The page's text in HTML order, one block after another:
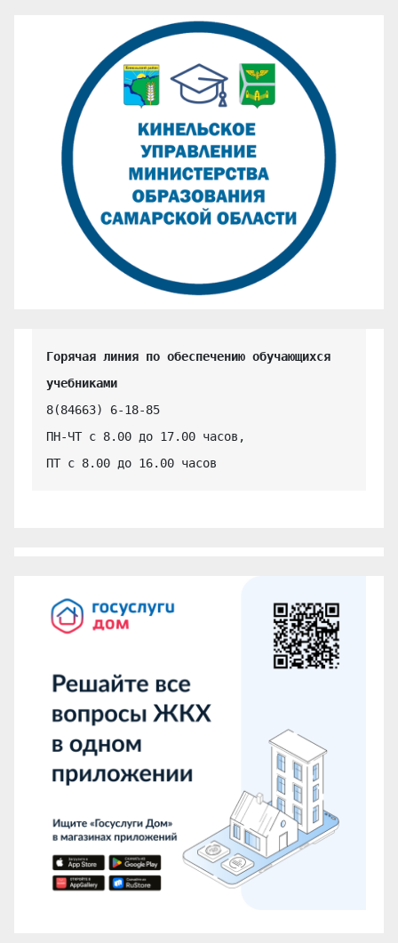
Горячая линия по обеспечению обучающихся
учебниками
8(84663) 6-18-85
ПН-ЧТ с 8.00 до 17.00 часов,
ПТ с 8.00 до 16.00 часов